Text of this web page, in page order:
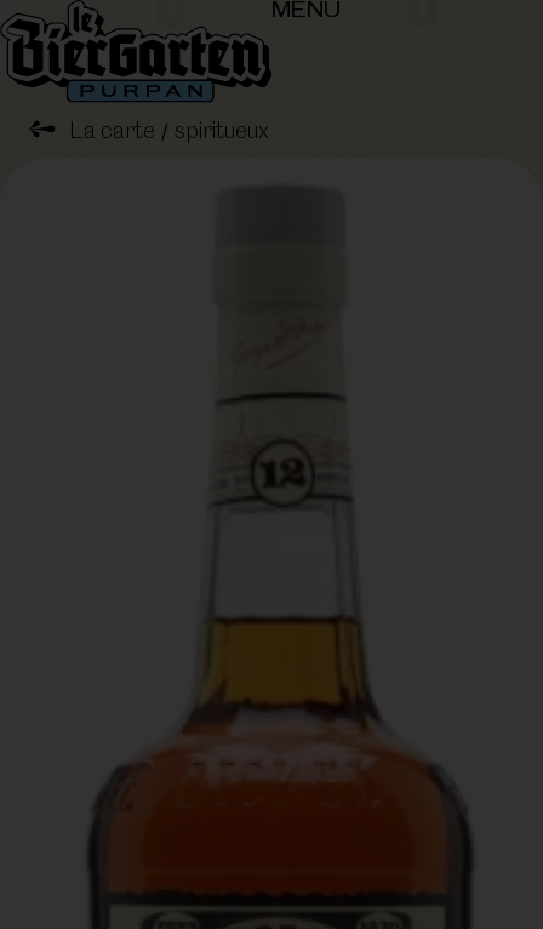
MENU
➺ La carte / spiritueux